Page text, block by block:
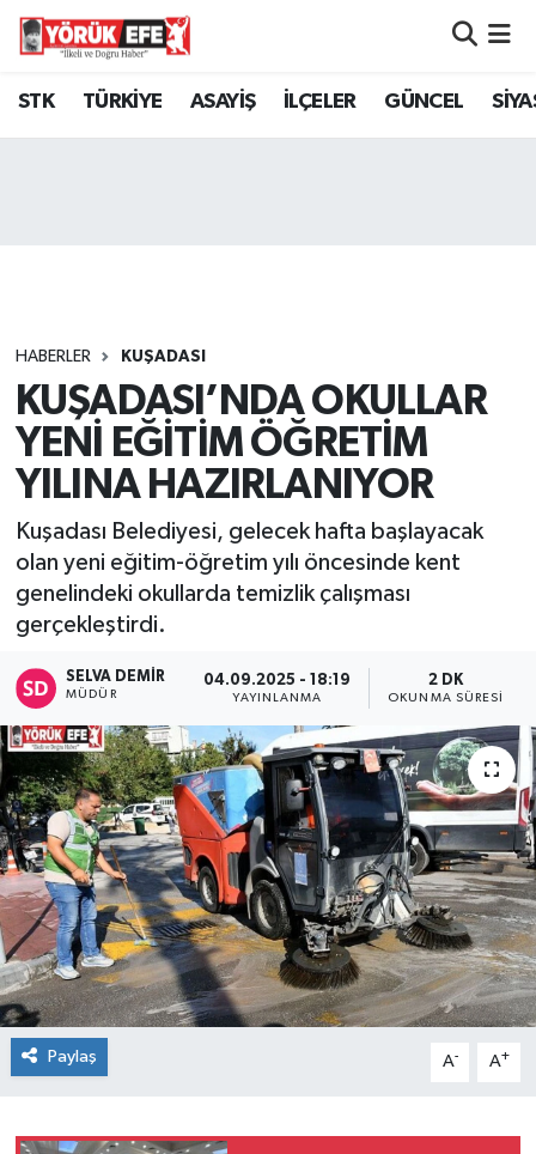
STK TÜRKİYE ASAYİŞ İLÇELER GÜNCEL
HABERLER KUŞADASI
KUŞADASI’NDA OKULLAR
YENİ EĞİTİM ÖĞRETİM
YILINA HAZIRLANIYOR
Kuşadası Belediyesi, gelecek hafta başlayacak
olan yeni eğitim-öğretim yılı öncesinde kent
genelindeki okullarda temizlik çalışması
gerçekleştirdi.
SELVA DEMIR
MÜDÜR
04.09.2025 - 18:19
YAYINLANMA
2 DK
OKUNMA SÜRESI
Paylaş A- A+
Aydın Nöbetçi Eczaneler
Tüm Manşetler
Son Dakika Haberleri
Haber Arşivi